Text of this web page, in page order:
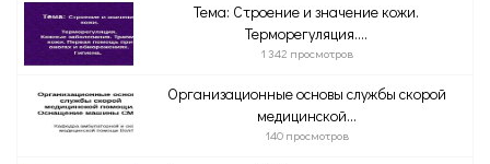
Тема: Строение и значение кожи.
Терморегуляция....
1 342 просмотров
Организационные основы службы скорой
медицинской...
140 просмотров